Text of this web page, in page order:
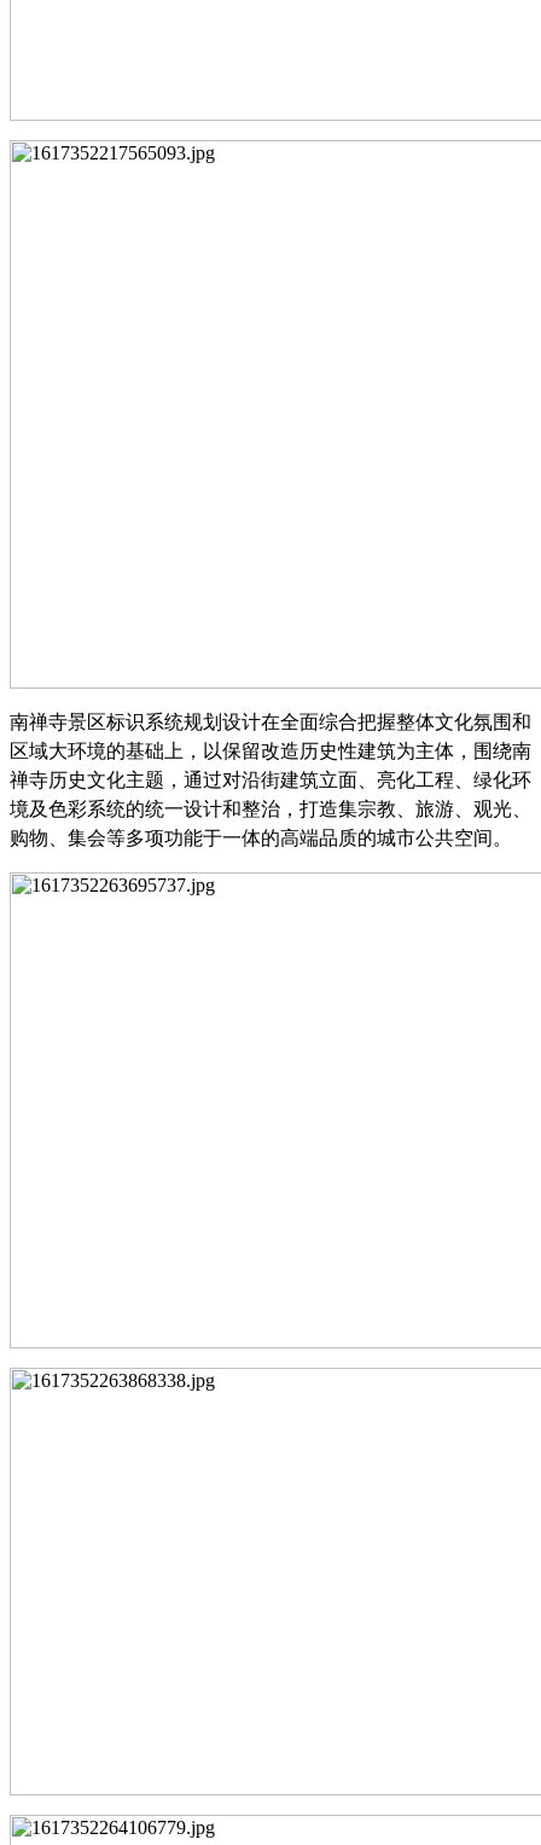
南禅寺景区标识系统规划设计在全面综合把握整体文化氛围和
区域大环境的基础上，以保留改造历史性建筑为主体，围绕南
禅寺历史文化主题，通过对沿街建筑立面、亮化工程、绿化环
境及色彩系统的统一设计和整治，打造集宗教、旅游、观光、
购物、集会等多项功能于一体的高端品质的城市公共空间。